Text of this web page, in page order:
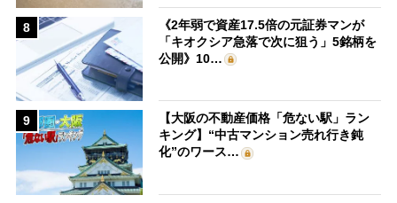
8
《2年弱で資産17.5倍の元証券マンが
「キオクシア急落で次に狙う」5銘柄を
公開》10…
9
【大阪の不動産価格「危ない駅」ラン
キング】“中古マンション売れ行き鈍
化”のワース…